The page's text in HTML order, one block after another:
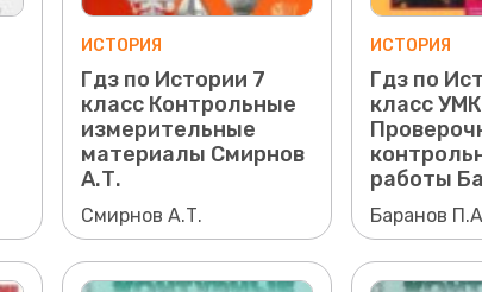
ИСТОРИЯ
Гдз по Истории 7
класс Контрольные
измерительные
материалы Смирнов
А.Т.
Смирнов А.Т.
ИСТОРИЯ
Гдз по
класс УМК
работы
Баранов